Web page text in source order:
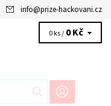
info@prize-hackovani.cz
0 ks / 0 Kč